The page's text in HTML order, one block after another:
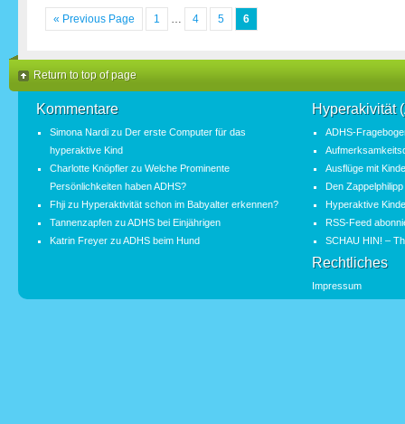
« Previous Page 1 … 4 5 6
Return to top of page
Kommentare
Simona Nardi zu Der erste Computer für das
hyperaktive Kind
Charlotte Knöpfler zu Welche Prominente
Persönlichkeiten haben ADHS?
Fhji zu Hyperaktivität schon im Babyalter erkennen?
Tannenzapfen zuADHS bei Einjährigen
Katrin Freyer zuADHS beim Hund
Hyperakivität
ADHS-
Ausflüge mit
Den
Hyperaktive
RSS-Feed
SCHAU HIN! –
Rechtliches
Impressum